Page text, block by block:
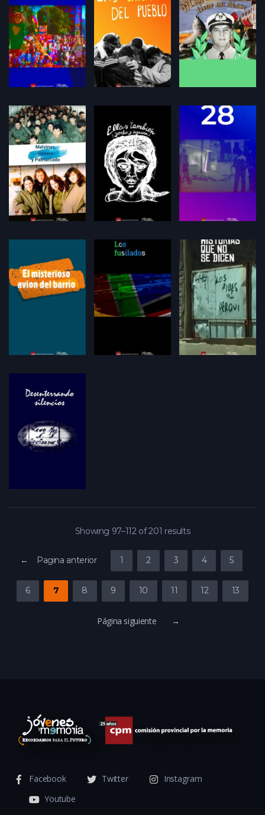
Showing 97–112 of 201 results
← Pagina anterior 1 2 3 4 5
6 7 8 9 10 11 12 13
Página siguiente →
Facebook Twitter
Instagram
Youtube